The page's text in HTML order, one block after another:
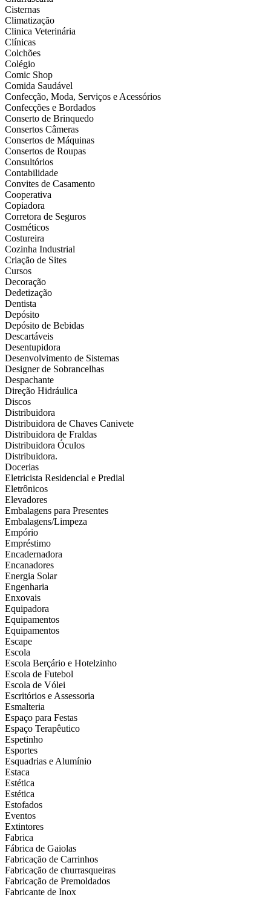
Cisternas
Climatização
Clinica Veterinária
Clínicas
Colchões
Colégio
Comic Shop
Comida Saudável
Confecção, Moda, Serviços e Acessórios
Confecções e Bordados
Conserto de Brinquedo
Consertos Câmeras
Consertos de Máquinas
Consertos de Roupas
Consultórios
Contabilidade
Convites de Casamento
Cooperativa
Copiadora
Corretora de Seguros
Cosméticos
Costureira
Cozinha Industrial
Criação de Sites
Cursos
Decoração
Dedetização
Dentista
Depósito
Depósito de Bebidas
Descartáveis
Desentupidora
Desenvolvimento de Sistemas
Designer de Sobrancelhas
Despachante
Direção Hidráulica
Discos
Distribuidora
Distribuidora de Chaves Canivete
Distribuidora de Fraldas
Distribuidora Óculos
Distribuidora.
Docerias
Eletricista Residencial e Predial
Eletrônicos
Elevadores
Embalagens para Presentes
Embalagens/Limpeza
Empório
Empréstimo
Encadernadora
Encanadores
Energia Solar
Engenharia
Enxovais
Equipadora
Equipamentos
Equipamentos
Escape
Escola
Escola Berçário e Hotelzinho
Escola de Futebol
Escola de Vólei
Escritórios e Assessoria
Esmalteria
Espaço para Festas
Espaço Terapêutico
Espetinho
Esportes
Esquadrias e Alumínio
Estaca
Estética
Estética
Estofados
Eventos
Extintores
Fabrica
Fábrica de Gaiolas
Fabricação de Carrinhos
Fabricação de churrasqueiras
Fabricação de Premoldados
Fabricante de Inox